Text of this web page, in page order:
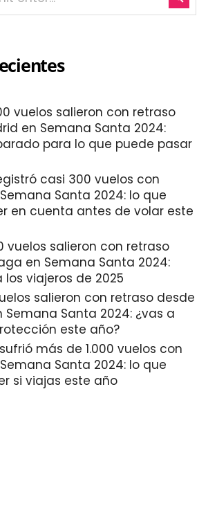
vuelos salieron con retraso
en Semana Santa 2024:
para lo que puede pasar
casi 300 vuelos con
Santa 2024: lo que
en cuenta antes de volar este
vuelos salieron con retraso
en Semana Santa 2024:
viajeros de 2025
salieron con retraso desde
Semana Santa 2024: ¿vas a
este año?
más de 1.000 vuelos con
Santa 2024: lo que
si viajas este año